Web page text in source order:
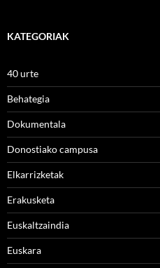
KATEGORIAK
40 urte
Behategia
Dokumentala
Donostiako campusa
Elkarrizketak
Erakusketa
Euskaltzaindia
Euskara